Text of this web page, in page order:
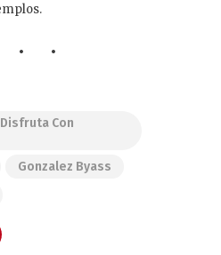
Con
Gonzalez Byass